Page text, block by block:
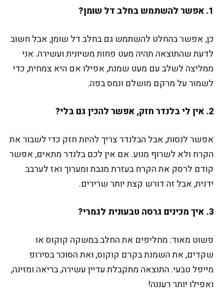
1. אפשר להשתמש בחלב דל שומן?
כן, אפשר בהחלט להשתמש גם בחלב דל שומן, אבל חשוב
לדעת שהתוצאה תהיה מעט פחות משיונית ועשירה. אני
ממליצה לשלב עם מעט שמנת, אפילו אם היא צמחית, כדי
לשמור על מרקם מושלם ונמס בפה.
2. אין לי בלנדר חזק, אפשר להכין גם בלי?
אפשר לנסות, אבל הבלנדר צריך להיות חזק כדי לשבור את
הקרח ולא לשרוף מנוע. אם אין לכם בלנדר מתאים, אפשר
קודם לרסק את הקרח בעזרת מגבת ומערוך ואז לערבב
ידנית, אבל זה דורש קצת יותר שרירים.
3. איך מכינים גרסה טבעונית לגמרי?
פשוט מאוד: מחליפים את החלב במשקה קוקוס או
שקדים, את השמנת בקרם קוקוס, ואת הסוכר בסירופ
מייפל טבעי. התוצאה מתקבלת עדיין עשירה, בריאה ומזינה,
ואפילו יותר רעננה!